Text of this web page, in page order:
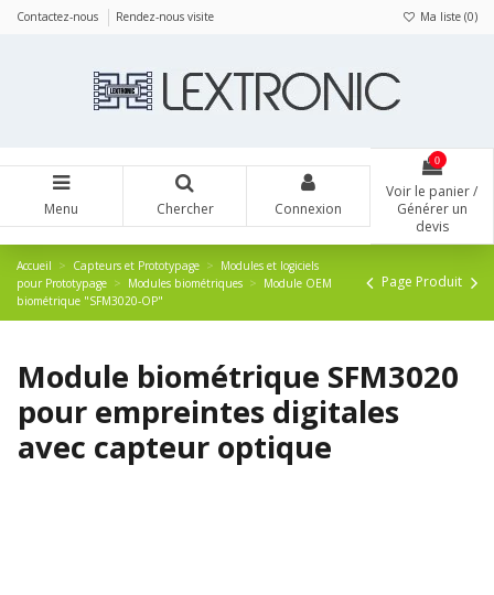
Contactez-nous Rendez-nous visite Ma liste (0)
Menu Chercher Connexion
0
Voir le panier /
Générer un
devis
Accueil Capteurs et Prototypage
Modules et logiciels
pour Prototypage
Modules biométriques
Module OEM
biométrique "SFM3020-OP"
Page Produit
Module biométrique SFM3020
pour empreintes digitales
avec capteur optique
Panneau de gestion des cookies